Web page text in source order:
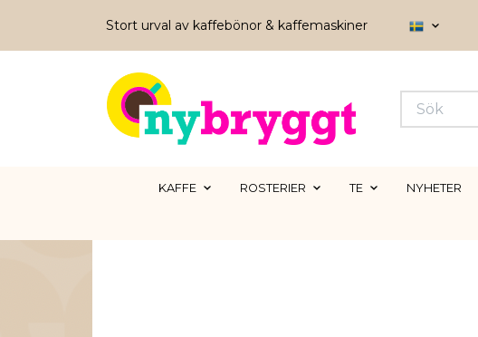
Stort urval av kaffebönor & kaffemaskiner
KAFFE ROSTERIER TE NYHETER